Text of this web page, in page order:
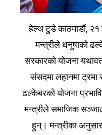
हेल्थ टुडे काठमाडौं,
मन्त्रीले धनुषाको
सरकारको योजना
संसदमा लहानमा ट्रमा
ढल्केबरको योजना
मन्त्रीले समाजिक
हुन्। मन्त्रीका अनुसार